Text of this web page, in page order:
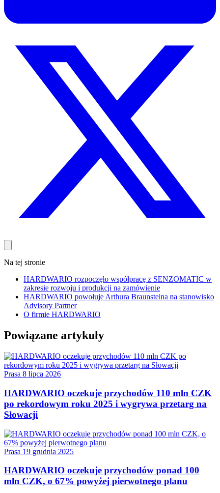
Na tej stronie
HARDWARIO rozpoczęło współpracę z SENZOMATIC w
zakresie rozwoju i produkcji na zamówienie
HARDWARIO powołuje Arthura Braunsteina na stanowisko
Advisory Partner
O firmie HARDWARIO
Powiązane artykuły
Prasa 8 lipca 2026
HARDWARIO oczekuje przychodów 110 mln CZK
po rekordowym roku 2025 i wygrywa przetarg na
Słowacji
Prasa 19 grudnia 2025
HARDWARIO oczekuje przychodów ponad 100
mln CZK, o 67% powyżej pierwotnego planu